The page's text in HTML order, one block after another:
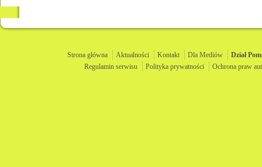
Strona główna Aktualności Kontakt Dla Mediów Dział
Regulamin serwisu
Polityka prywatności Ochrona praw